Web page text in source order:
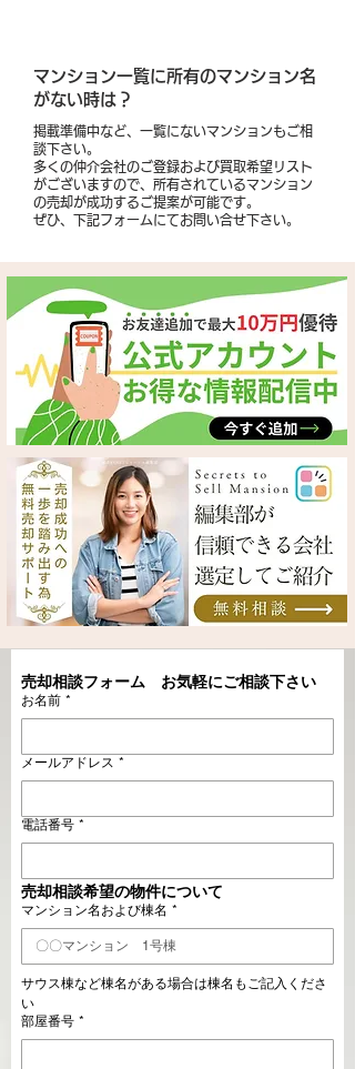
​マンション一覧に所有のマンション名
がない時は？
掲載準備中など、一覧にないマンションもご相
談下さい。
多くの仲介会社のご登録および買取希望リスト
がございますので、所有されているマンション
の売却が成功するご提案が可能です。
​ぜひ、下記フォームにてお問い合せ下さい。
売却相談フォーム　お気軽にご相談下さい
お名前 *
メールアドレス *
電話番号 *
売却相談希望の物件について
マンション名および棟名 *
サウス棟など棟名がある場合は棟名もご記入くださ
い
部屋番号 *